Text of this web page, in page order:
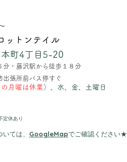
ットンテイル
町4丁目5-20
分・藤沢駅から徒歩１８分
張所前バス停すぐ
の月曜は休業 ）、水、金、土曜日
定休あり
ては、 GoogleMapでご確認ください★